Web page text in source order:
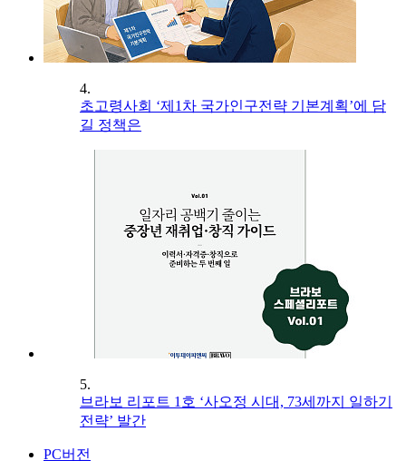
4.
초고령사회 ‘제1차 국가인구전략 기본계획’에 담
길 정책은
5.
브라보 리포트 1호 ‘사오정 시대, 73세까지 일하기
전략’ 발간
PC버전